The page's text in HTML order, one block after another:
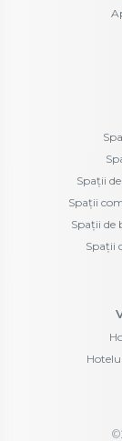
Spații
Spații
Spații de
Spații
©